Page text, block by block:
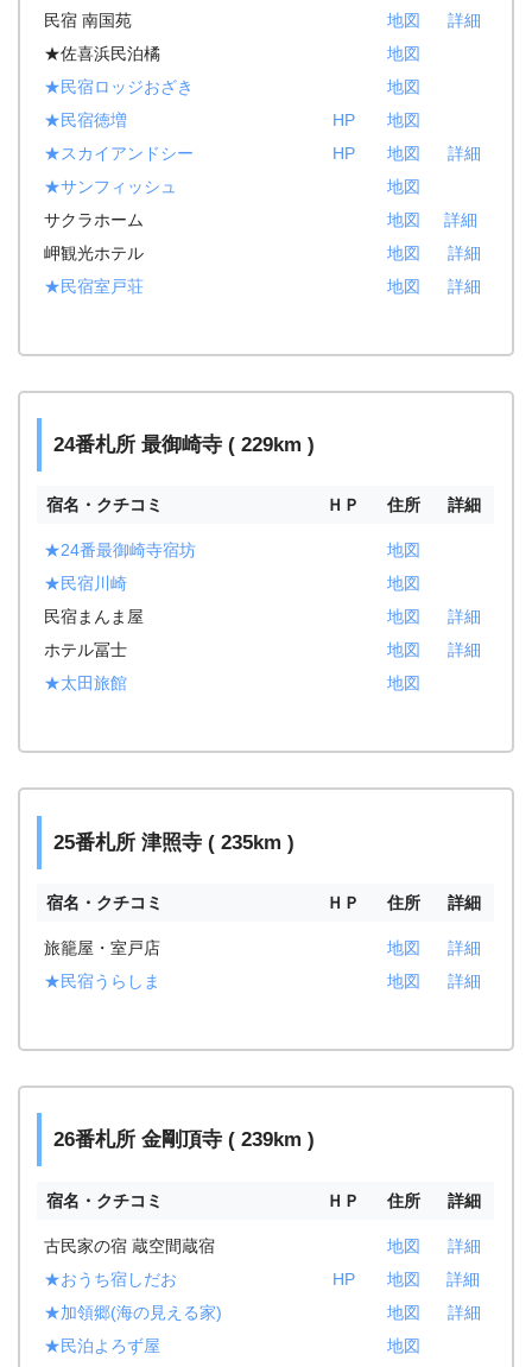
民宿 南国苑 地図
詳細
★佐喜浜民泊橘
地図
★民宿ロッジおざき
地図
★民宿徳増
HP
地図
★スカイアンドシー
HP 地図
詳細
★サンフィッシュ
地図
サクラホーム
地図
詳細
岬観光ホテル
地図
詳細
★民宿室戸荘
地図 詳細
24番札所 最御崎寺 ( 229km )
宿名・クチコミ ＨＰ 住所 詳細
★24番最御崎寺宿坊
地図
★民宿川崎
地図
民宿まんま屋
地図
詳細
ホテル冨士
地図
詳細
★太田旅館
地図
25番札所 津照寺 ( 235km )
宿名・クチコミ ＨＰ 住所 詳細
旅籠屋・室戸店 地図
詳細
★民宿うらしま
地図 詳細
26番札所 金剛頂寺 ( 239km )
宿名・クチコミ ＨＰ 住所 詳細
古民家の宿 蔵空間蔵宿 地図
詳細
★おうち宿しだお
HP 地図
詳細
★加領郷(海の見える家)
地図
詳細
★民泊よろず屋
地図